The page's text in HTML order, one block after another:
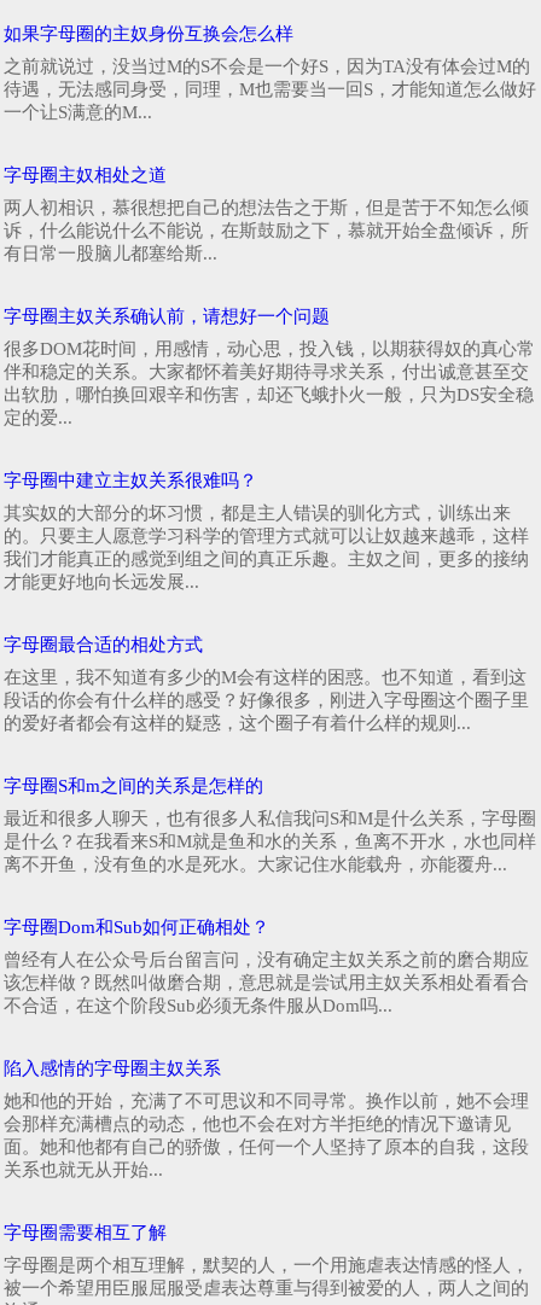
如果字母圈的主奴身份互换会怎么样
之前就说过，没当过M的S不会是一个好S，因为TA没有体会过M的
待遇，无法感同身受，同理，M也需要当一回S，才能知道怎么做好
一个让S满意的M...
字母圈主奴相处之道
两人初相识，慕很想把自己的想法告之于斯，但是苦于不知怎么倾
诉，什么能说什么不能说，在斯鼓励之下，慕就开始全盘倾诉，所
有日常一股脑儿都塞给斯...
字母圈主奴关系确认前，请想好一个问题
很多DOM花时间，用感情，动心思，投入钱，以期获得奴的真心常
伴和稳定的关系。大家都怀着美好期待寻求关系，付出诚意甚至交
出软肋，哪怕换回艰辛和伤害，却还飞蛾扑火一般，只为DS安全稳
定的爱...
字母圈中建立主奴关系很难吗？
其实奴的大部分的坏习惯，都是主人错误的驯化方式，训练出来
的。只要主人愿意学习科学的管理方式就可以让奴越来越乖，这样
我们才能真正的感觉到组之间的真正乐趣。主奴之间，更多的接纳
才能更好地向长远发展...
字母圈最合适的相处方式
在这里，我不知道有多少的M会有这样的困惑。也不知道，看到这
段话的你会有什么样的感受？好像很多，刚进入字母圈这个圈子里
的爱好者都会有这样的疑惑，这个圈子有着什么样的规则...
字母圈S和m之间的关系是怎样的
最近和很多人聊天，也有很多人私信我问S和M是什么关系，字母圈
是什么？在我看来S和M就是鱼和水的关系，鱼离不开水，水也同样
离不开鱼，没有鱼的水是死水。大家记住水能载舟，亦能覆舟...
字母圈Dom和Sub如何正确相处？
曾经有人在公众号后台留言问，没有确定主奴关系之前的磨合期应
该怎样做？既然叫做磨合期，意思就是尝试用主奴关系相处看看合
不合适，在这个阶段Sub必须无条件服从Dom吗...
陷入感情的字母圈主奴关系
她和他的开始，充满了不可思议和不同寻常。换作以前，她不会理
会那样充满槽点的动态，他也不会在对方半拒绝的情况下邀请见
面。她和他都有自己的骄傲，任何一个人坚持了原本的自我，这段
关系也就无从开始...
字母圈需要相互了解
字母圈是两个相互理解，默契的人，一个用施虐表达情感的怪人，
被一个希望用臣服屈服受虐表达尊重与得到被爱的人，两人之间的